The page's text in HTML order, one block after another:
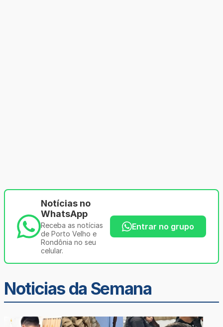
Notícias no
WhatsApp
Receba as notícias
de Porto Velho e
Rondônia no seu
celular.
Entrar no grupo
Noticias da Semana